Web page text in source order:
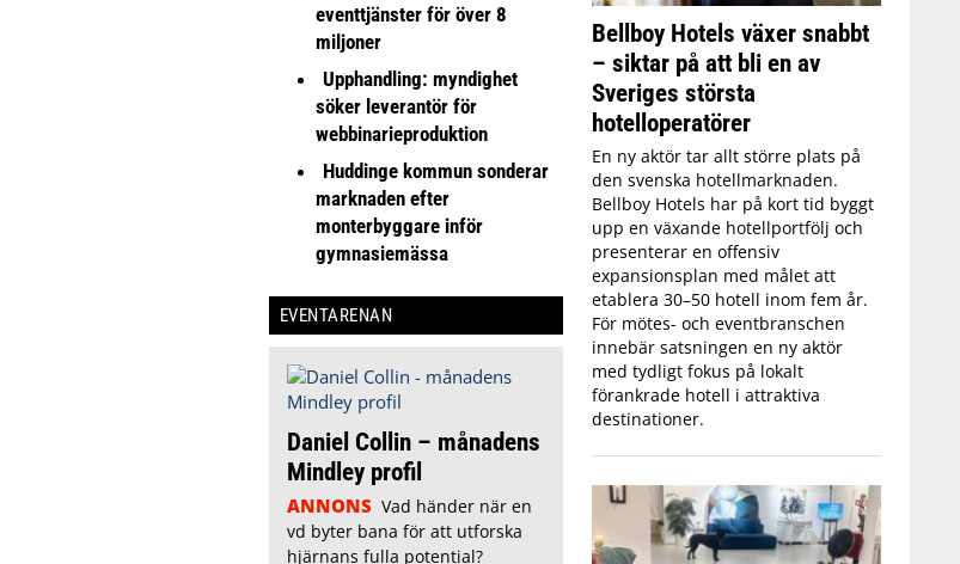
eventtjänster för över 8
miljoner
Upphandling: myndighet
söker leverantör för
webbinarieproduktion
Huddinge kommun sonderar
marknaden efter
monterbyggare inför
gymnasiemässa
EVENTARENAN
Daniel Collin – månadens
Mindley profil
ANNONS Vad händer när en
vd byter bana för att utforska
hjärnans fulla potential?
Bellboy Hotels växer snabbt
– siktar på att bli en av
Sveriges största
hotelloperatörer
En ny aktör tar allt större plats på
den svenska hotellmarknaden.
Bellboy Hotels har på kort tid byggt
upp en växande hotellportfölj och
presenterar en offensiv
expansionsplan med målet att
etablera 30–50 hotell inom fem år.
För mötes- och eventbranschen
innebär satsningen en ny aktör
med tydligt fokus på lokalt
förankrade hotell i attraktiva
destinationer.